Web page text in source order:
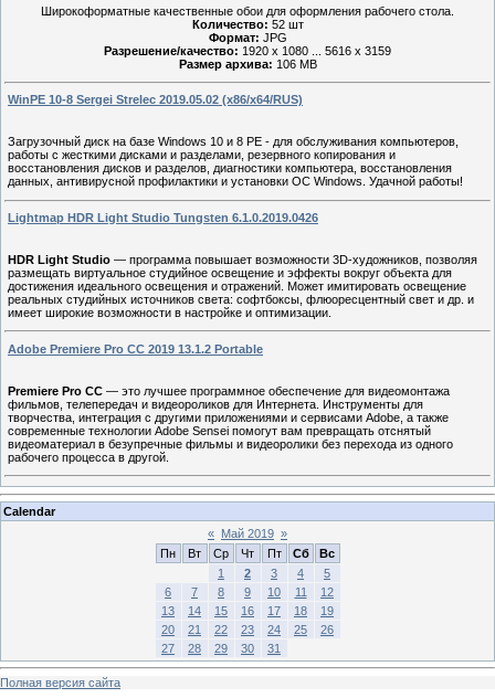
Широкоформатные качественные обои для оформления рабочего стола.
Количество: 52 шт
Формат: JPG
Разрешение/качество: 1920 x 1080 ... 5616 x 3159
Размер архива: 106 MB
WinPE 10-8 Sergei Strelec 2019.05.02 (x86/x64/RUS)
Загрузочный диск на базе Windows 10 и 8 PE - для обслуживания компьютеров,
работы с жесткими дисками и разделами, резервного копирования и
восстановления дисков и разделов, диагностики компьютера, восстановления
данных, антивирусной профилактики и установки ОС Windows. Удачной работы!
Lightmap HDR Light Studio Tungsten 6.1.0.2019.0426
HDR Light Studio — программа повышает возможности 3D-художников, позволяя
размещать виртуальное студийное освещение и эффекты вокруг объекта для
достижения идеального освещения и отражений. Может имитировать освещение
реальных студийных источников света: софтбоксы, флюоресцентный свет и др. и
имеет широкие возможности в настройке и оптимизации.
Adobe Premiere Pro CC 2019 13.1.2 Portable
Premiere Pro CC — это лучшее программное обеспечение для видеомонтажа
фильмов, телепередач и видеороликов для Интернета. Инструменты для
творчества, интеграция с другими приложениями и сервисами Adobe, а также
современные технологии Adobe Sensei помогут вам превращать отснятый
видеоматериал в безупречные фильмы и видеоролики без перехода из одного
рабочего процесса в другой.
Calendar
« Май 2019 »
Пн
Вт Ср Чт Пт Сб
Вс
1
2 3 4
5
6
7 8 9 10 11
12
13
14 15 16 17 18
19
20
21 22 23 24 25
26
27
28 29 30 31
Полная версия сайта